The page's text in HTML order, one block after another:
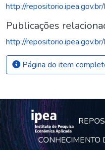
http://
Publicações
http://
Página do item
CONHECIMENTO